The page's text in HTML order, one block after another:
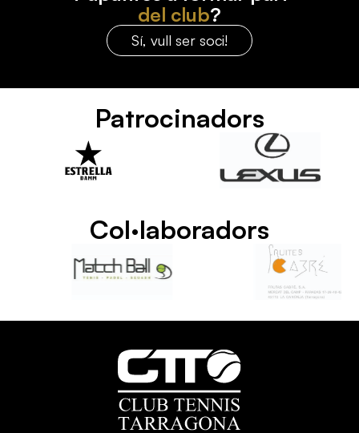
del club?
Sí, vull ser soci!
Patrocinadors
Col·laboradors